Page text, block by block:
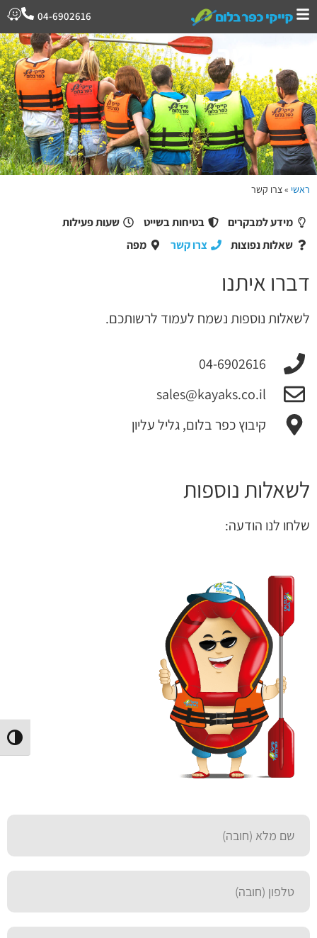
04-6902616
צרו קשר
ראשי »צרו קשר
מידע למבקרים בטיחות בשייט
שעות פעילות
שאלות נפוצות
צרו קשר מפה
דברו איתנו
לשאלות נוספות נשמח לעמוד לרשותכם.
04-6902616
sales@kayaks.co.il
קיבוץ כפר בלום, גליל עליון
לשאלות נוספות
שלחו לנו הודעה: